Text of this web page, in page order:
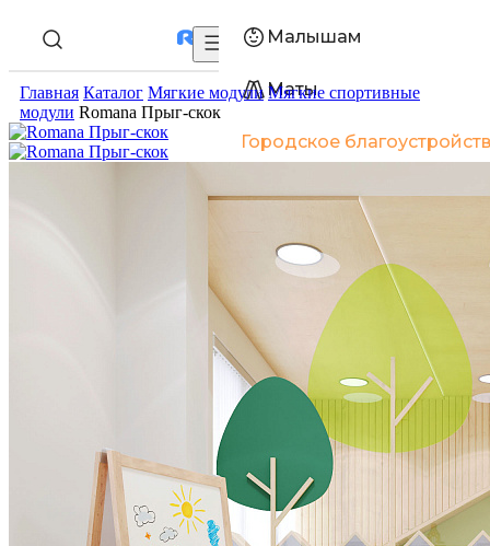
Малышам
Маты
Городское
Войти/зарегистрироваться
Акции
О компании
Доставка
Гарантия
Статьи
Контакты
+7 (800)
Пн-Пт: 9:30-
Главная Каталог Мягкие модули Мягкие спортивные
модули Romana Прыг-скок